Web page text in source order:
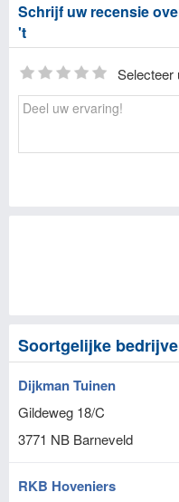
Schrijf uw recensie
't
Selecteer
Soortgelijke
Dijkman Tuinen
Gildeweg 18/C
3771 NB Barneveld
RKB Hoveniers